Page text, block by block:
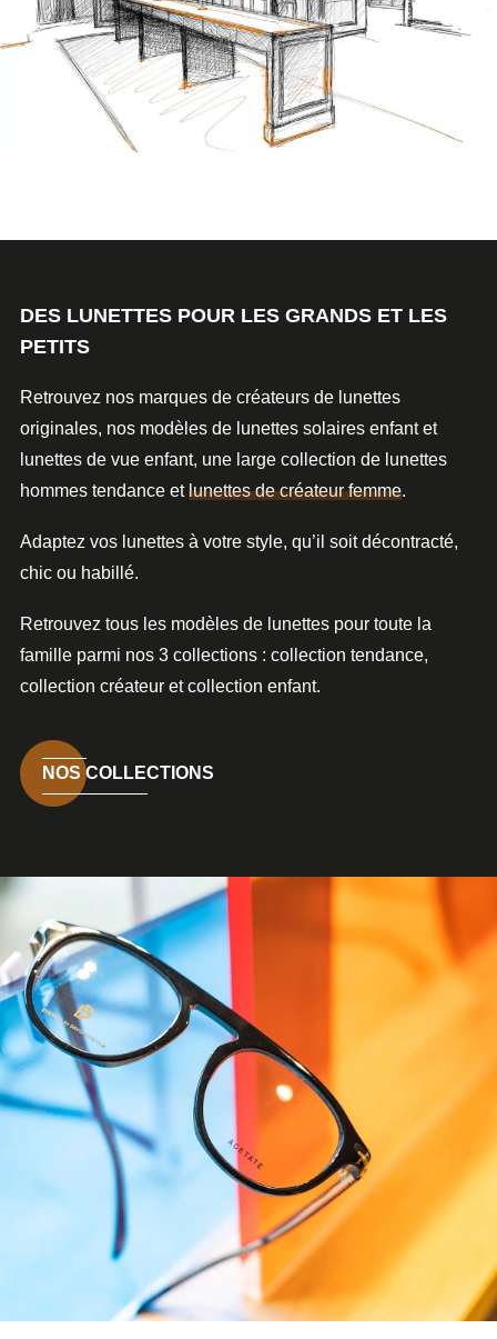
DES LUNETTES POUR LES GRANDS ET LES
PETITS
Retrouvez nos marques de créateurs de lunettes
originales, nos modèles de lunettes solaires enfant et
lunettes de vue enfant, une large collection de lunettes
hommes tendance etlunettes de créateur femme.
Adaptez vos lunettes à votre style, qu’il soit décontracté,
chic ou habillé.
Retrouvez tous les modèles de lunettes pour toute la
famille parmi nos 3 collections : collection tendance,
collection créateur et collection enfant.
NOS COLLECTIONS